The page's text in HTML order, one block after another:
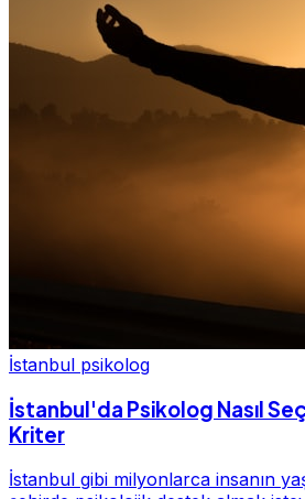
İstanbul psikolog
İstanbul'da Psikolog Nasıl
Kriter
İstanbul gibi milyonlarca insanın